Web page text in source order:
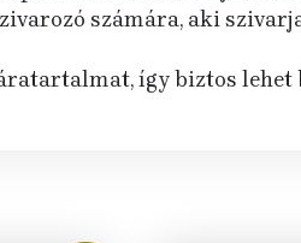
számára, aki
így biztos lehet